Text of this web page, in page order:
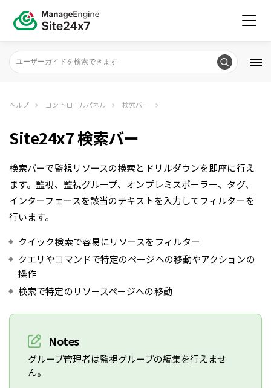
ヘルプ コントロールパネル 検索バー
Site24x7 検索バー
検索バーで監視リソースの検索とドリルダウンを即座に行え
ます。監視、監視グループ、オンプレミスポーラー、タグ、
インターフェースを該当のテキストを入力してフィルターを
行います。
クイック検索で容易にリソースをフィルター
クエリやコマンドで特定のぺージへの移動やアクションの
操作
検索で特定のリソースページへの移動
Notes
グループ管理者は監視グループの編集を行えませ
ん。